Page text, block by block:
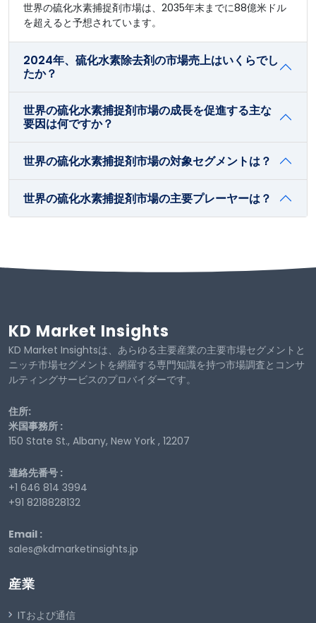
世界の硫化水素捕捉剤市場は、2035年末までに88億米ドル
を超えると予想されています。
2024年、硫化水素除去剤の市場売上はいくらでし
たか？
世界の硫化水素捕捉剤市場の成長を促進する主な
要因は何ですか？
世界の硫化水素捕捉剤市場の対象セグメントは？
世界の硫化水素捕捉剤市場の主要プレーヤーは？
KD Market Insights
KD Market Insightsは、あらゆる主要産業の主要市場セグメントと
ニッチ市場セグメントを網羅する専門知識を持つ市場調査とコンサ
ルティングサービスのプロバイダーです。
住所:
米国事務所 :
150 State St., Albany, New York , 12207
連絡先番号 :
+1 646 814 3994
+91 8218828132
Email :
sales@kdmarketinsights.jp
産業
ITおよび通信